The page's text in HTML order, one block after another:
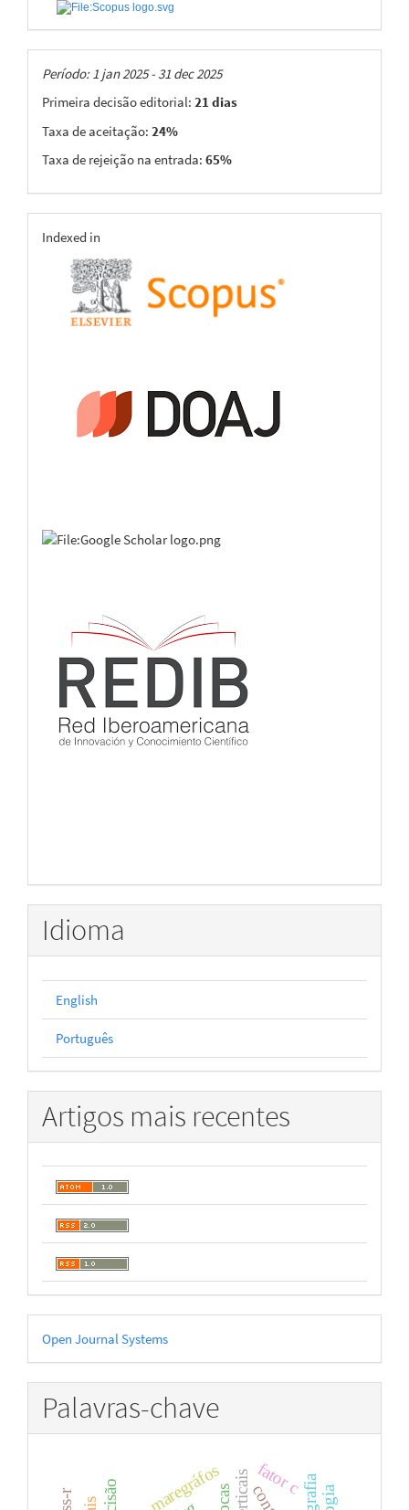
Taxas
Período: 1 jan 2025 - 31 dec 2025
Primeira decisão editorial: 21 dias
Taxa de aceitação: 24%
Taxa de rejeição na entrada: 65%
indexing
Indexed in
Idioma
English
Português
Artigos mais recentes
Desenvolvido
por
Open Journal Systems
Palavras-chave
maregráfos fator c